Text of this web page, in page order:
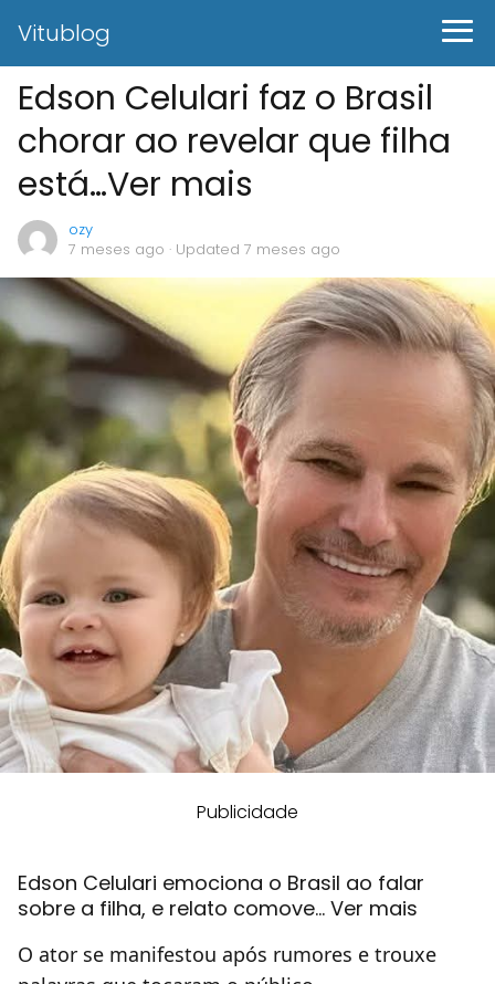
Vitublog
Edson Celulari faz o Brasil
chorar ao revelar que filha
está…Ver mais
ozy
7 meses ago · Updated 7 meses ago
Publicidade
Edson Celulari emociona o Brasil ao falar
sobre a filha, e relato comove… Ver mais
O ator se manifestou após rumores e trouxe